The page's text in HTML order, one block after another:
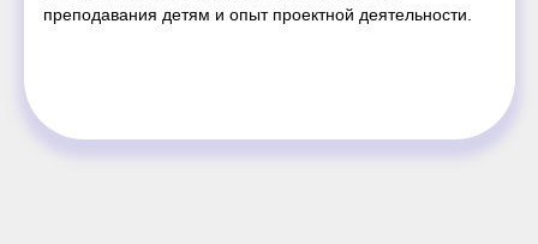
преподавания детям и опыт проектной деятельности.